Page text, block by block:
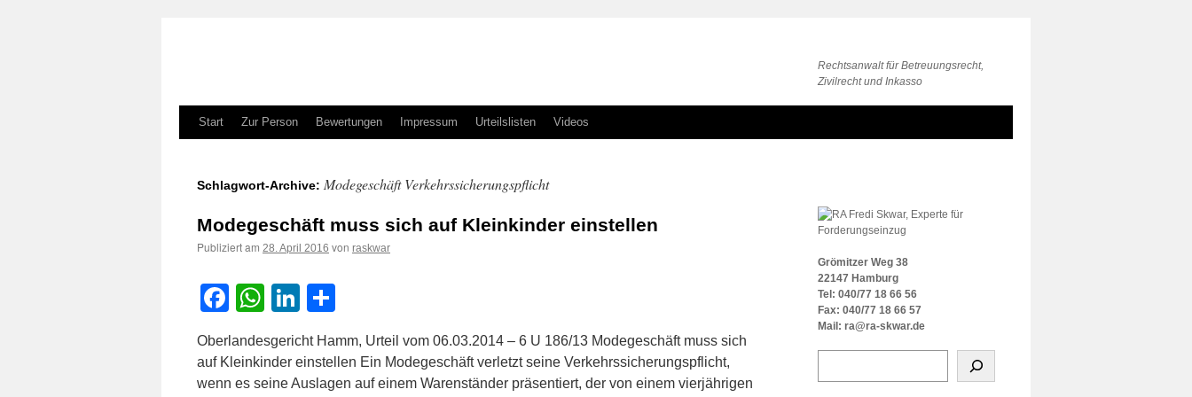
Rechtsanwalt für Betreuungsrecht,
Zivilrecht und Inkasso
Zum
springen
Start Zur Person Bewertungen Impressum Urteilslisten Videos
Schlagwort-Archive: Modegeschäft Verkehrssicherungspflicht
Modegeschäft muss sich auf Kleinkinder einstellen
Publiziert am 28. April 2016 von raskwar
Facebook
WhatsApp
LinkedIn
Oberlandesgericht Hamm, Urteil vom 06.03.2014 – 6 U 186/13 Modegeschäft muss sich
auf Kleinkinder einstellen Ein Modegeschäft verletzt seine Verkehrssicherungspflicht,
wenn es seine Auslagen auf einem Warenständer präsentiert, der von einem vierjährigen
Grömitzer Weg 38
22147 Hamburg
Tel: 040/77 18 66 56
Fax: 040/77 18 66 57
Mail: ra@ra-skwar.de